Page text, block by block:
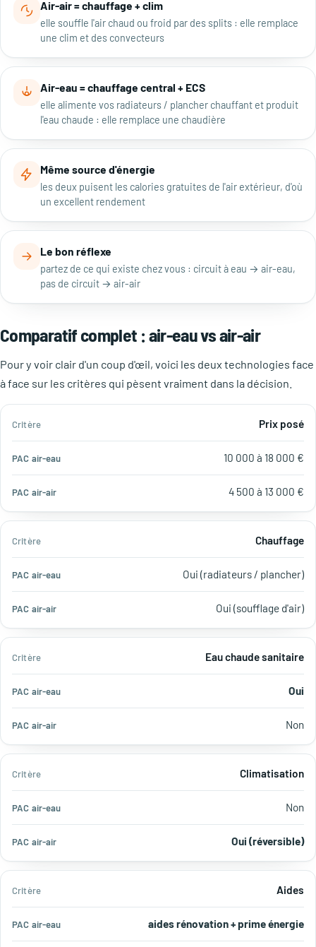
Air-air = chauffage + clim
elle souffle l'air chaud ou froid par des splits : elle remplace
une clim et des convecteurs
Air-eau = chauffage central + ECS
elle alimente vos radiateurs / plancher chauffant et produit
l'eau chaude : elle remplace une chaudière
Même source d'énergie
les deux puisent les calories gratuites de l'air extérieur, d'où
un excellent rendement
Le bon réflexe
partez de ce qui existe chez vous : circuit à eau → air-eau,
pas de circuit → air-air
Comparatif complet : air-eau vs air-air
Pour y voir clair d'un coup d'œil, voici les deux technologies face
à face sur les critères qui pèsent vraiment dans la décision.
Prix posé
10 000 à 18 000 €
4 500 à 13 000 €
Chauffage
Oui (radiateurs / plancher)
Oui (soufflage d'air)
Eau chaude sanitaire
Oui
Non
Climatisation
Non
Oui (réversible)
Aides
aides rénovation + prime énergie